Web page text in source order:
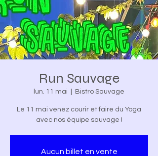
Run Sauvage
lun. 11 mai Bistro Sauvage
Le 11 mai venez courir et faire du Yoga
avec nos équipe sauvage !
Aucun billet en vente